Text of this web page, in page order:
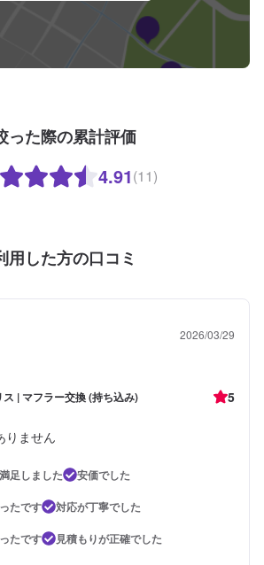
った際の累計評価
4.91(11)
用した方の口コミ
2026/03/29
ス | マフラー交換 (持ち込み) 5
りません
足しました
安価でした
たです
対応が丁寧でした
たです
見積もりが正確でした